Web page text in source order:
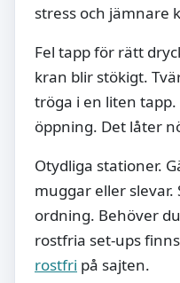
stress och jämnare
Fel tapp för rätt
kran blir stökigt.
tröga i en liten
öppning. Det låter
Otydliga stationer.
muggar eller
ordning. Behöver
rostfria set-ups
rostfri på sajten.